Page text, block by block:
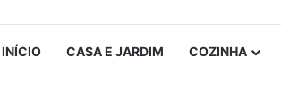
INÍCIO CASA E JARDIM COZINHA